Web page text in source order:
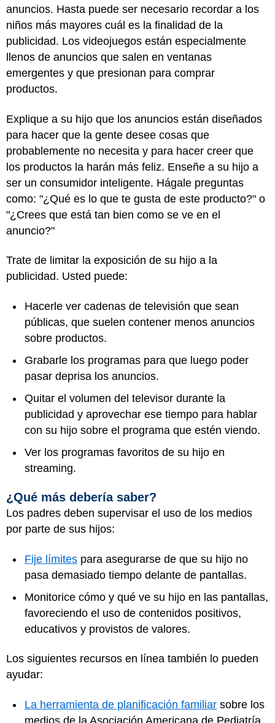
anuncios. Hasta puede ser necesario recordar a los
niños más mayores cuál es la finalidad de la
publicidad. Los videojuegos están especialmente
llenos de anuncios que salen en ventanas
emergentes y que presionan para comprar
productos.
Explique a su hijo que los anuncios están diseñados
para hacer que la gente desee cosas que
probablemente no necesita y para hacer creer que
los productos la harán más feliz. Enseñe a su hijo a
ser un consumidor inteligente. Hágale preguntas
como: "¿Qué es lo que te gusta de este producto?" o
"¿Crees que está tan bien como se ve en el
anuncio?"
Trate de limitar la exposición de su hijo a la
publicidad. Usted puede:
Hacerle ver cadenas de televisión que sean
públicas, que suelen contener menos anuncios
sobre productos.
Grabarle los programas para que luego poder
pasar deprisa los anuncios.
Quitar el volumen del televisor durante la
publicidad y aprovechar ese tiempo para hablar
con su hijo sobre el programa que estén viendo.
Ver los programas favoritos de su hijo en
streaming.
¿Qué más debería saber?
Los padres deben supervisar el uso de los medios
por parte de sus hijos:
Fije límites para asegurarse de que su hijo no
pasa demasiado tiempo delante de pantallas.
Monitorice cómo y qué ve su hijo en las pantallas,
favoreciendo el uso de contenidos positivos,
educativos y provistos de valores.
Los siguientes recursos en línea también lo pueden
ayudar:
La herramienta de planificación familiar sobre los
medios de la Asociación Americana de Pediatría